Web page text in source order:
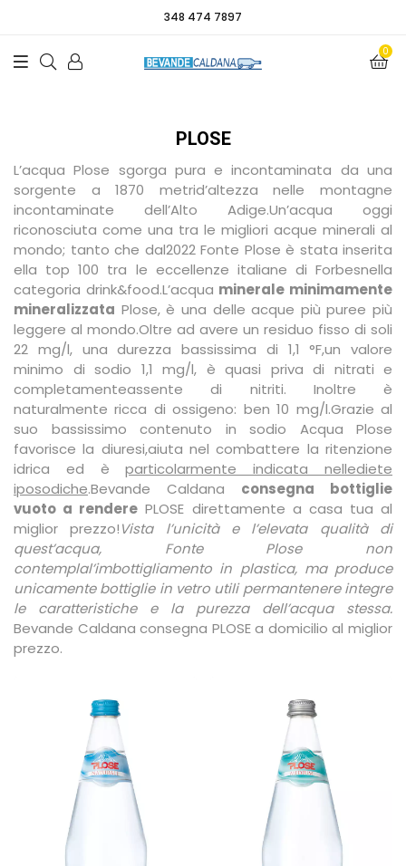
348 474 7897
0
PLOSE
L’acqua Plose sgorga pura e incontaminata da una
sorgente a 1870 metrid’altezza nelle montagne
incontaminate dell’Alto Adige.Un’acqua oggi
riconosciuta come una tra le migliori acque minerali al
mondo; tanto che dal2022 Fonte Plose è stata inserita
ella top 100 tra le eccellenze italiane di Forbesnella
categoria drink&food.L’acqua minerale minimamente
mineralizzata Plose, è una delle acque più puree più
leggere al mondo.Oltre ad avere un residuo fisso di soli
22 mg/l, una durezza bassissima di 1,1 °F,un valore
minimo di sodio 1,1 mg/l, è quasi priva di nitrati e
completamenteassente di nitriti. Inoltre è
naturalmente ricca di ossigeno: ben 10 mg/l.Grazie al
suo bassissimo contenuto in sodio Acqua Plose
favorisce la diuresi,aiuta nel combattere la ritenzione
idrica ed èparticolarmente indicata nellediete
iposodiche.Bevande Caldana consegna bottiglie
vuoto a rendere PLOSE direttamente a casa tua al
miglior prezzo!Vista l’unicità e l’elevata qualità di
quest’acqua, Fonte Plose non
contemplal’imbottigliamento in plastica, ma produce
unicamente bottiglie in vetro utili permantenere integre
le caratteristiche e la purezza dell’acqua stessa.
Bevande Caldana consegna PLOSE a domicilio al miglior
prezzo.